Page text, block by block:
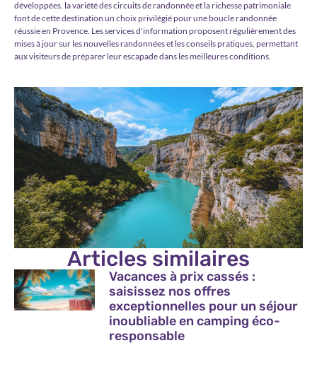
développées, la variété des circuits de randonnée et la richesse patrimoniale
font de cette destination un choix privilégié pour une boucle randonnée
réussie en Provence. Les services d'information proposent régulièrement des
mises à jour sur les nouvelles randonnées et les conseils pratiques, permettant
aux visiteurs de préparer leur escapade dans les meilleures conditions.
Articles similaires
Vacances à prix cassés :
saisissez nos offres
exceptionnelles pour un séjour
inoubliable en camping éco-
responsable